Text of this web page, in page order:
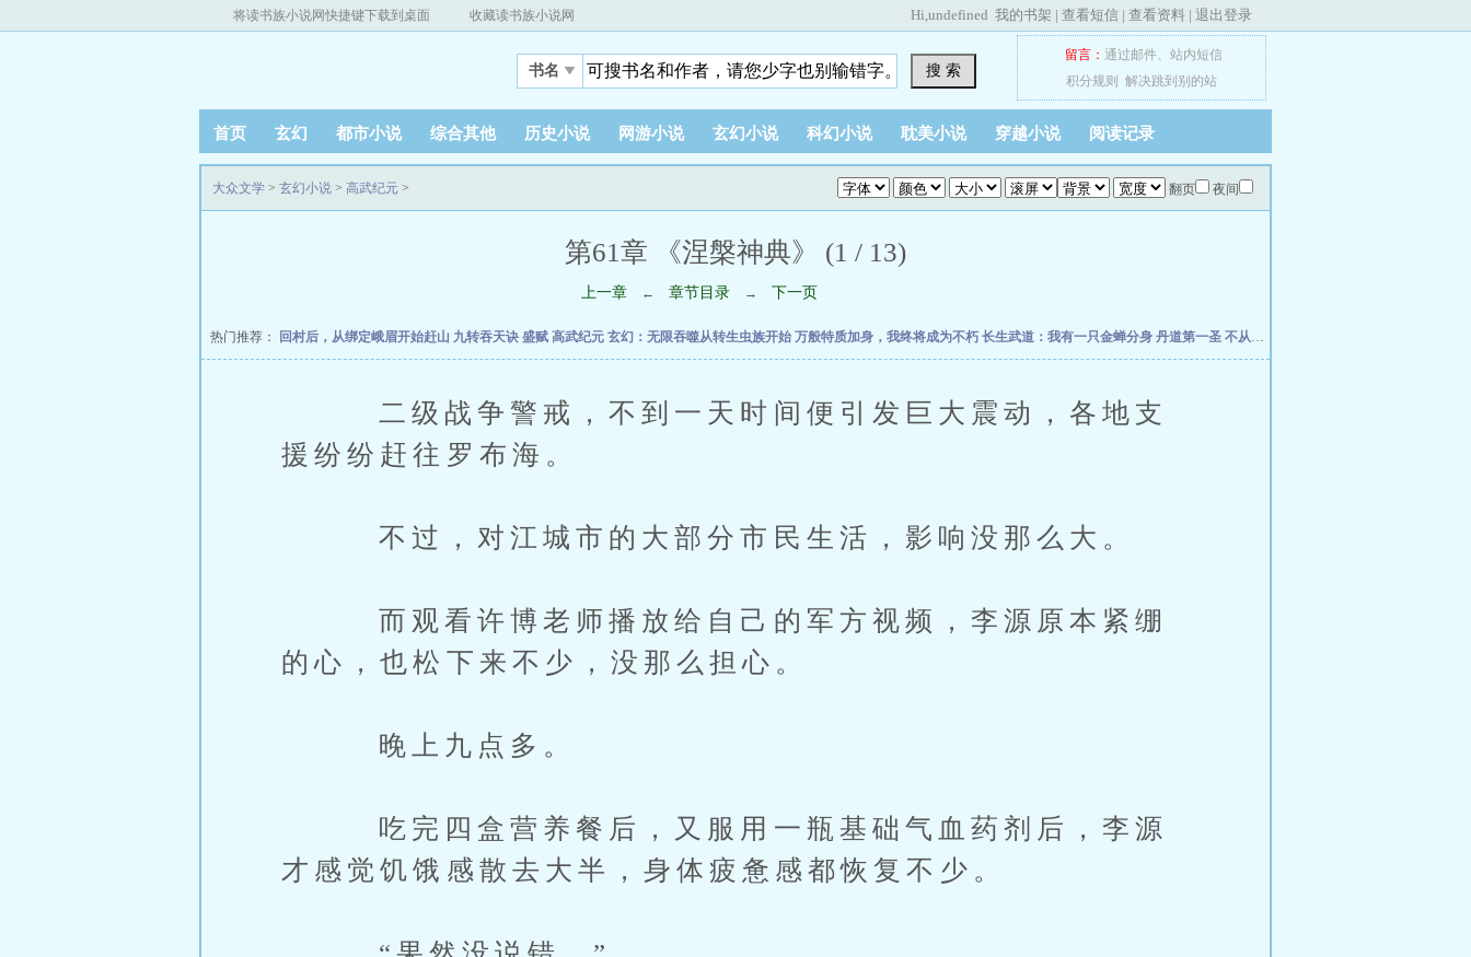
将读书族小说网快捷键下载到桌面 收藏读书族小说网 Hi,undefined 我的书架 | 查看短信 | 查看资料 | 退出登录
书名 搜 索
留言： 通过邮件、 站内短信
积分规则
解决跳到别的站
首页 玄幻 都市小说 综合其他 历史小说 网游小说 玄幻小说 科幻小说 耽美小说 穿越小说 阅读记录
翻页 夜间
大众文学 > 玄幻小说 > 高武纪元 >
第61章 《涅槃神典》 (1 / 13)
上一章 ← 章节目录 → 下一页
热门推荐： 回村后，从绑定峨眉开始赶山 九转吞天诀 盛赋 高武纪元 玄幻：无限吞噬从转生虫族开始 万般特质加身，我终将成为不朽 长生武道：我有一只金蝉分身 丹道第一圣 不从圣
二级战争警戒，不到一天时间便引发巨大震动，各地支
援纷纷赶往罗布海。
不过，对江城市的大部分市民生活，影响没那么大。
而观看许博老师播放给自己的军方视频，李源原本紧绷
的心，也松下来不少，没那么担心。
晚上九点多。
吃完四盒营养餐后，又服用一瓶基础气血药剂后，李源
才感觉饥饿感散去大半，身体疲惫感都恢复不少。